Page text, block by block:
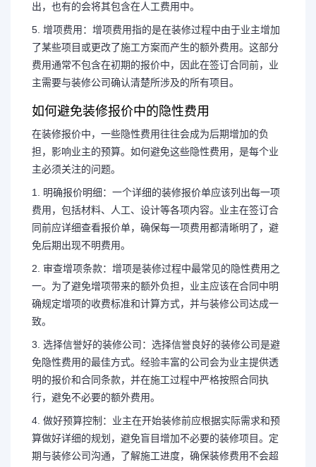
出，也有的会将其包含在人工费用中。
5. 增项费用：增项费用指的是在装修过程中由于业主增加
了某些项目或更改了施工方案而产生的额外费用。这部分
费用通常不包含在初期的报价中，因此在签订合同前，业
主需要与装修公司确认清楚所涉及的所有项目。
如何避免装修报价中的隐性费用
在装修报价中，一些隐性费用往往会成为后期增加的负
担，影响业主的预算。如何避免这些隐性费用，是每个业
主必须关注的问题。
1. 明确报价明细：一个详细的装修报价单应该列出每一项
费用，包括材料、人工、设计等各项内容。业主在签订合
同前应详细查看报价单，确保每一项费用都清晰明了，避
免后期出现不明费用。
2. 审查增项条款：增项是装修过程中最常见的隐性费用之
一。为了避免增项带来的额外负担，业主应该在合同中明
确规定增项的收费标准和计算方式，并与装修公司达成一
致。
3. 选择信誉好的装修公司：选择信誉良好的装修公司是避
免隐性费用的最佳方式。经验丰富的公司会为业主提供透
明的报价和合同条款，并在施工过程中严格按照合同执
行，避免不必要的额外费用。
4. 做好预算控制：业主在开始装修前应根据实际需求和预
算做好详细的规划，避免盲目增加不必要的装修项目。定
期与装修公司沟通，了解施工进度，确保装修费用不会超